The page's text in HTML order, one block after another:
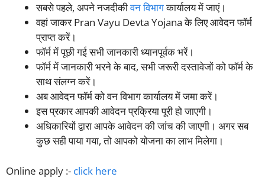
सबसे पहले, अपने नजदीकीवन विभागकार्यालय में जाएं।
वहां जाकर Pran Vayu Devta Yojana के लिए आवेदन फॉर्म
प्राप्त करें।
फॉर्म में पूछी गई सभी जानकारी ध्यानपूर्वक भरें।
फॉर्म में जानकारी भरने के बाद, सभी जरूरी दस्तावेजों को फॉर्म के
साथ संलग्न करें।
अब आवेदन फॉर्म को वन विभाग कार्यालय में जमा करें।
इस प्रकार आपकी आवेदन प्रक्रिया पूरी हो जाएगी।
अधिकारियों द्वारा आपके आवेदन की जांच की जाएगी। अगर सब
कुछ सही पाया गया, तो आपको योजना का लाभ मिलेगा।
Online apply :- click here